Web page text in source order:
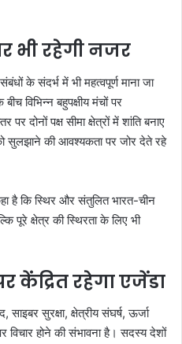
भी रहेगी नजर
के संदर्भ में भी महत्वपूर्ण माना जा
विभिन्न बहुपक्षीय मंचों पर
दोनों पक्ष सीमा क्षेत्रों में शांति बनाए
सुलझाने की आवश्यकता पर जोर देते रहे
है कि स्थिर और संतुलित भारत-चीन
पूरे क्षेत्र की स्थिरता के लिए भी
केंद्रित रहेगा एजेंडा
सुरक्षा, क्षेत्रीय संघर्ष, ऊर्जा
विचार होने की संभावना है। सदस्य देशों